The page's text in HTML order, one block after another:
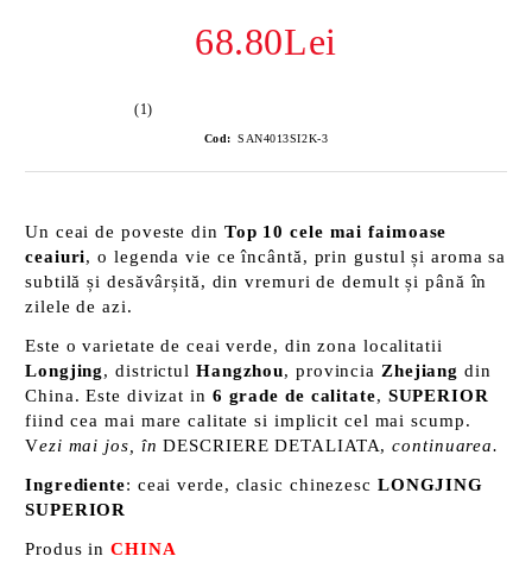
68.80Lei
(1)
Cod: SAN4013SI2K-3
Un ceai de poveste din Top 10 cele mai faimoase
ceaiuri, o legenda vie ce încântă, prin gustul și aroma sa
subtilă și desăvârșită, din vremuri de demult și până în
zilele de azi.
Este o varietate de ceai verde, din zona localitatii
Longjing, districtul Hangzhou, provincia Zhejiangdin
China. Este divizat in 6 grade de calitate, SUPERIOR
fiind cea mai mare calitate si implicit cel mai scump.
Vezi mai jos, înDESCRIERE DETALIATA,continuarea.
Ingrediente: ceai verde, clasic chinezesc LONGJING
SUPERIOR
Produs in CHINA